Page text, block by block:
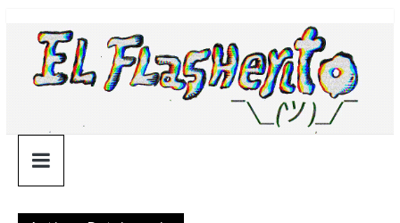
contenido
¯\_(ツ)_/
¯